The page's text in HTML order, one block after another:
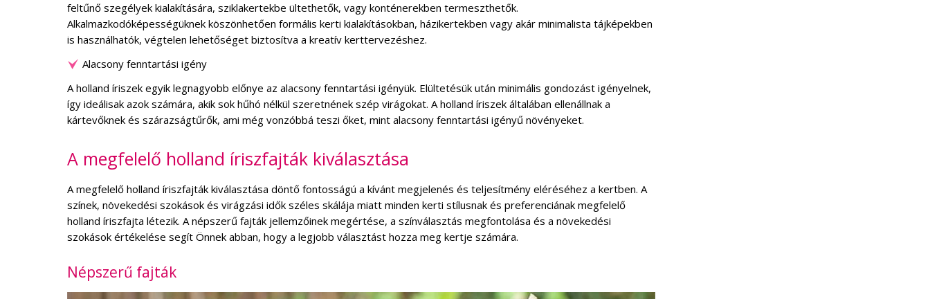
feltűnő szegélyek kialakítására, sziklakertekbe ültethetők, vagy konténerekben termeszthetők.
Alkalmazkodóképességüknek köszönhetően formális kerti kialakításokban, házikertekben vagy akár minimalista tájképekben
is használhatók, végtelen lehetőséget biztosítva a kreatív kerttervezéshez.
Alacsony fenntartási igény
A holland íriszek egyik legnagyobb előnye az alacsony fenntartási igényük. Elültetésük után minimális gondozást igényelnek,
így ideálisak azok számára, akik sok hűhó nélkül szeretnének szép virágokat. A holland íriszek általában ellenállnak a
kártevőknek és szárazságtűrők, ami még vonzóbbá teszi őket, mint alacsony fenntartási igényű növényeket.
A megfelelő holland íriszfajták kiválasztása
A megfelelő holland íriszfajták kiválasztása döntő fontosságú a kívánt megjelenés és teljesítmény eléréséhez a kertben. A
színek, növekedési szokások és virágzási idők széles skálája miatt minden kerti stílusnak és preferenciának megfelelő
holland íriszfajta létezik. A népszerű fajták jellemzőinek megértése, a színválasztás megfontolása és a növekedési
szokások értékelése segít Önnek abban, hogy a legjobb választást hozza meg kertje számára.
Népszerű fajták